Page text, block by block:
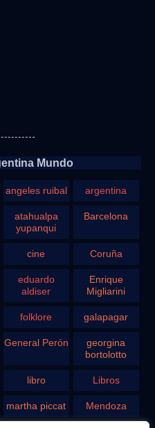
Mundo
angeles ruibal argentina
atahualpa
yupanqui
Barcelona
cine Coruña
eduardo
aldiser
Enrique
Migliarini
folklore galapagar
General Perón
georgina
bortolotto
libro Libros
martha piccat Mendoza